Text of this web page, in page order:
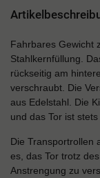
Fahrbares Gewicht
Stahlkernfüllung.
rückseitig am
verschraubt. Die
aus Edelstahl. Die
und das Tor ist
Die Transportrollen
es, das Tor trotz
Anstrengung zu